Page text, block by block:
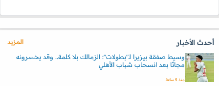
أحدث الأخبار
المزيد
وسيط صفقة بيزيرا لـ"بطولات": الزمالك بلا كلمة.. وقد يخسرونه
مجانًا بعد انسحاب شباب الأهلي
منذ 5 ساعة